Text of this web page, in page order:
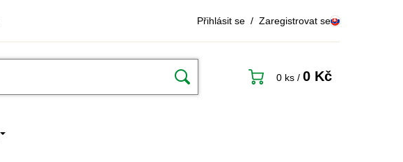
Přihlásit se / Zaregistrovat se
0 ks / 0 Kč